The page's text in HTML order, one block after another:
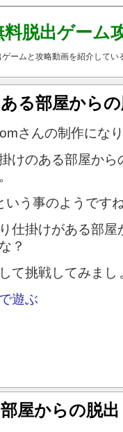
料脱出ゲーム
ゲームと攻略動画を紹介して
る部屋からの
さんの制作になり
けのある部屋か
う事のようですね
仕掛けがある部
？
て挑戦してみまし
遊ぶ
屋からの脱出